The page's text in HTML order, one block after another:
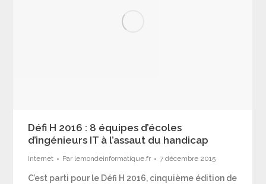
Défi H 2016 : 8 équipes d’écoles
d’ingénieurs IT à l’assaut du handicap
Internet Par lemondeinformatique.fr 7 décembre 2015
C’est parti pour le Défi H 2016, cinquième édition de